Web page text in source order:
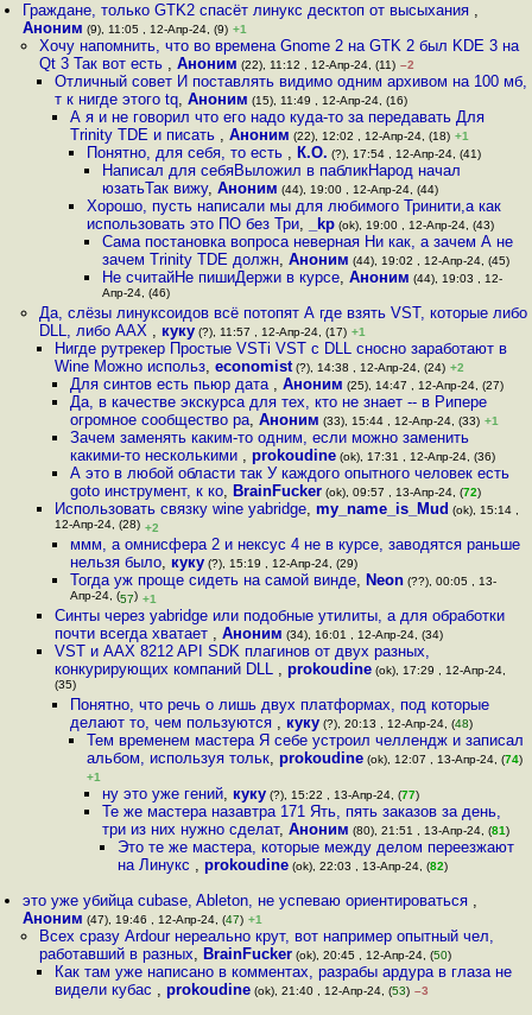
Граждане, только GTK2 спасёт линукс десктоп от высыхания ,
Аноним (9), 11:05 , 12-Апр-24, (9) +1
Хочу напомнить, что во времена Gnome 2 на GTK 2 был KDE 3 на
Qt 3 Так вот есть , Аноним (22), 11:12 , 12-Апр-24, (11) –2
Отличный совет И поставлять видимо одним архивом на 100 мб,
т к нигде этого tq, Аноним (15), 11:49 , 12-Апр-24, (16)
А я и не говорил что его надо куда-то за передавать Для
Trinity TDE и писать ,Аноним (22), 12:02 , 12-Апр-24, (18) +1
Понятно, для себя, то есть , К.О. (?), 17:54 , 12-Апр-24, (41)
Написал для себяВыложил в пабликНарод начал
юзатьТак вижу, Аноним (44), 19:00 , 12-Апр-24, (44)
Хорошо, пусть написали мы для любимого Тринити,а как
использовать это ПО без Три, _kp(ok), 19:00 , 12-Апр-24, (43)
Сама постановка вопроса неверная Ни как, а зачем А не
зачем Trinity TDE должн, Аноним (44), 19:02 , 12-Апр-24, (45)
Не считайНе пишиДержи в курсе, Аноним (44), 19:03 , 12-
Апр-24, (46)
Да, слёзы линуксоидов всё потопят А где взять VST, которые либо
DLL, либо AAX , куку(?), 11:57 , 12-Апр-24, (17) +1
Нигде рутрекер Простые VSTi VST c DLL сносно заработают в
Wine Можно использ, economist(?), 14:38 , 12-Апр-24, (24) +2
Для синтов есть пьюр дата ,Аноним (25), 14:47 , 12-Апр-24, (27)
Да, в качестве экскурса для тех, кто не знает -- в Рипере
огромное сообщество ра,Аноним (33), 15:44 , 12-Апр-24, (33) +1
Зачем заменять каким-то одним, если можно заменить
какими-то несколькими ,prokoudine (ok), 17:31 , 12-Апр-24, (36)
А это в любой области так У каждого опытного человек есть
goto инструмент, к ко, BrainFucker (ok), 09:57 , 13-Апр-24, (72)
Использовать связку wine yabridge, my_name_is_Mud (ok), 15:14 ,
12-Апр-24, (28) +2
ммм, а омнисфера 2 и нексус 4 не в курсе, заводятся раньше
нельзя было, куку (?), 15:19 , 12-Апр-24, (29)
Тогда уж проще сидеть на самой винде, Neon (??), 00:05 , 13-
Апр-24, (57) +1
Синты через yabridge или подобные утилиты, а для обработки
почти всегда хватает , Аноним (34), 16:01 , 12-Апр-24, (34)
VST и AAX 8212 API SDK плагинов от двух разных,
конкурирующих компаний DLL , prokoudine(ok), 17:29 , 12-Апр-24,
(35)
Понятно, что речь о лишь двух платформах, под которые
делают то, чем пользуются , куку (?), 20:13 , 12-Апр-24, (48)
Тем временем мастера Я себе устроил челлендж и записал
альбом, используя тольк, prokoudine(ok), 12:07 , 13-Апр-24, (74)
+1
ну это уже гений, куку(?), 15:22 , 13-Апр-24, (77)
Те же мастера назавтра 171 Ять, пять заказов за день,
три из них нужно сделат, Аноним (80), 21:51 , 13-Апр-24, (81)
Это те же мастера, которые между делом переезжают
на Линукс ,prokoudine (ok), 22:03 , 13-Апр-24, (82)
это уже убийца cubase, Ableton, не успеваю ориентироваться ,
Аноним (47), 19:46 , 12-Апр-24, (47) +1
Всех сразу Ardour нереально крут, вот например опытный чел,
работавший в разных, BrainFucker(ok), 20:45 , 12-Апр-24, (50)
Как там уже написано в комментах, разрабы ардура в глаза не
видели кубас , prokoudine(ok), 21:40 , 12-Апр-24, (53) –3